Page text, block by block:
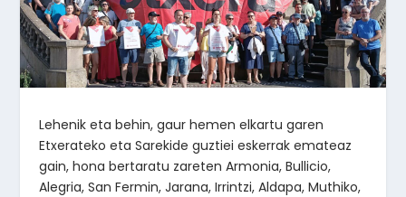
Lehenik eta behin, gaur hemen elkartu garen
Etxerateko eta Sarekide guztiei eskerrak emateaz
gain, hona bertaratu zareten Armonia, Bullicio,
Alegria, San Fermin, Jarana, Irrintzi, Aldapa, Muthiko,